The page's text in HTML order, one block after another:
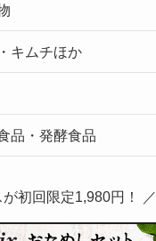
キムチほか
品・発酵食品
初回限定1,980円！ ／